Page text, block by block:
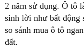
2 năm sử dụng. Ô tô
sinh lời như bất động
so sánh mua ô tô
đất.